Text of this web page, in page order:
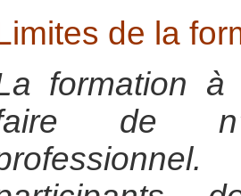
de la
formation
de